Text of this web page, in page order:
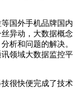
国外手机品牌国内
异动，大数据概念
析和问题的解决。
领域大数据监控平
很快便完成了技术